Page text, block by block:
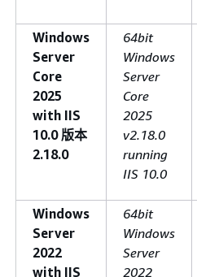
Windows
Server
Core
2025
with IIS
10.0 版本
2.18.0
64bit
Windows
Server
Core
2025
v2.18.0
running
IIS 10.0
Windows
Server
2022
with IIS
64bit
Windows
Server
2022